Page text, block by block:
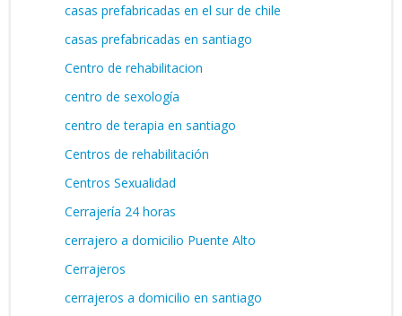
casas prefabricadas en el sur de chile
casas prefabricadas en santiago
Centro de rehabilitacion
centro de sexología
centro de terapia en santiago
Centros de rehabilitación
Centros Sexualidad
Cerrajería 24 horas
cerrajero a domicilio Puente Alto
Cerrajeros
cerrajeros a domicilio en santiago